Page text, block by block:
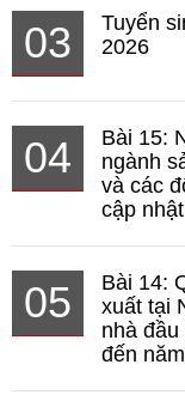
03
Tuyển
2026
04
Bài 15:
ngành
và các
cập
05
Bài 14:
xuất tại
nhà
đến